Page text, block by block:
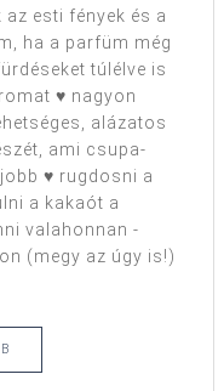
esti fények és a
ha a parfüm még
túlélve is
♥ nagyon
alázatos
ami csupa-
♥ rugdosni a
a kakaót a
valahonnan -
(megy az úgy is!)